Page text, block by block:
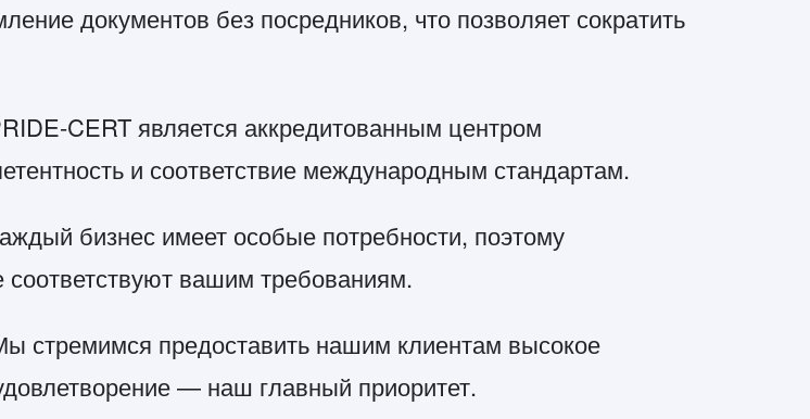
документов без посредников, что позволяет сократить
CERT является аккредитованным центром
и соответствие международным стандартам.
бизнес имеет особые потребности, поэтому
вашим требованиям.
стремимся предоставить нашим клиентам высокое
— наш главный приоритет.